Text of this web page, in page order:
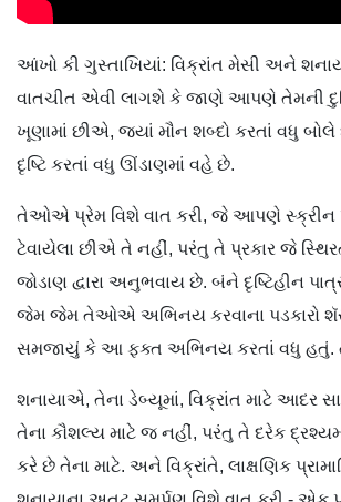
આંખો કી ગુસ્તાખિયાં: વિક્રાંત મેસી અને
વાતચીત એવી લાગશે કે જાણે આપણે તેમની
ખૂણામાં છીએ, જ્યાં મૌન શબ્દો કરતાં વધુ
દૃષ્ટિ કરતાં વધુ ઊંડાણમાં વહે છે.
તેઓએ પ્રેમ વિશે વાત કરી, જે આપણે સ્ક્રીન
ટેવાયેલા છીએ તે નહીં, પરંતુ તે પ્રકાર જે
જોડાણ દ્વારા અનુભવાય છે. બંને દૃષ્ટિહીન
જેમ જેમ તેઓએ અભિનય કરવાના પડકારો શૅર
સમજાયું કે આ ફક્ત અભિનય કરતાં વધુ હતું. તે
શનાયાએ, તેના ડેબ્યૂમાં, વિક્રાંત માટે આદર
તેના કૌશલ્ય માટે જ નહીં, પરંતુ તે દરેક
કરે છે તેના માટે. અને વિક્રાંતે, લાક્ષણિક